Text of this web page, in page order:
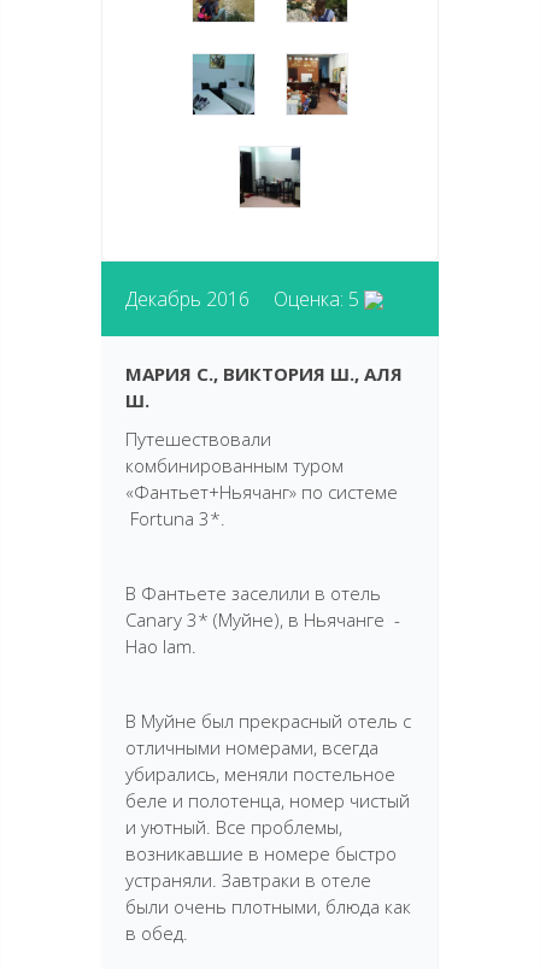
Декабрь 2016 Оценка: 5
МАРИЯ С., ВИКТОРИЯ Ш., АЛЯ
Ш.
Путешествовали
комбинированным туром
«Фантьет+Ньячанг» по системе
Fortuna 3*.
В Фантьете заселили в отель
Canary 3* (Муйне), в Ньячанге -
Hao lam.
В Муйне был прекрасный отель с
отличными номерами, всегда
убирались, меняли постельное
беле и полотенца, номер чистый
и уютный. Все проблемы,
возникавшие в номере быстро
устраняли. Завтраки в отеле
были очень плотными, блюда как
в обед.